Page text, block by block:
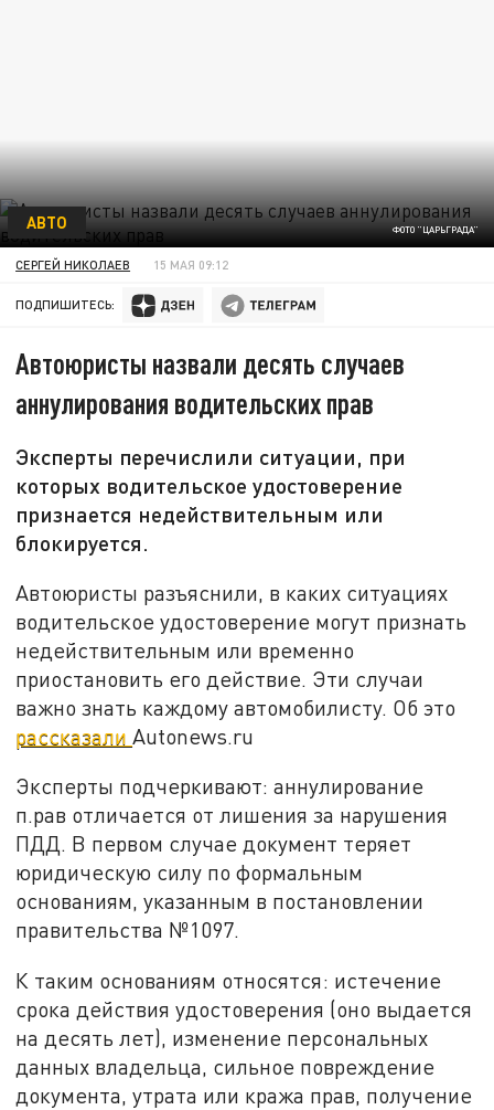
ФОТО "ЦАРЬГРАДА"
АВТО
СЕРГЕЙ НИКОЛАЕВ 15 МАЯ 09:12
ПОДПИШИТЕСЬ:
Автоюристы назвали десять случаев
аннулирования водительских прав
Эксперты перечислили ситуации, при
которых водительское удостоверение
признается недействительным или
блокируется.
Автоюристы разъяснили, в каких ситуациях
водительское удостоверение могут признать
недействительным или временно
приостановить его действие. Эти случаи
важно знать каждому автомобилисту. Об это
рассказалиAutonews.ru
Эксперты подчеркивают: аннулирование
п.рав отличается от лишения за нарушения
ПДД. В первом случае документ теряет
юридическую силу по формальным
основаниям, указанным в постановлении
правительства №1097.
К таким основаниям относятся: истечение
срока действия удостоверения (оно выдается
на десять лет), изменение персональных
данных владельца, сильное повреждение
документа, утрата или кража прав, получение